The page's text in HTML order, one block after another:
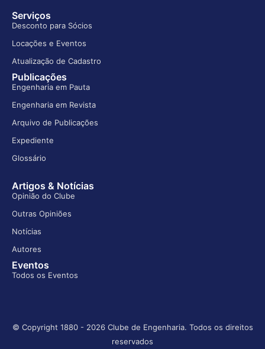
Serviços
Desconto para Sócios
Locações e Eventos
Atualização de Cadastro
Publicações
Engenharia em Pauta
Engenharia em Revista
Arquivo de Publicações
Expediente
Glossário
Artigos & Notícias
Opinião do Clube
Outras Opiniões
Notícias
Autores
Eventos
Todos os Eventos
© Copyright 1880 - 2026 Clube de Engenharia. Todos os direitos
reservados